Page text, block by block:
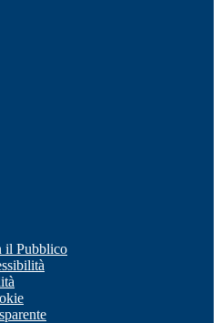
il Pubblico